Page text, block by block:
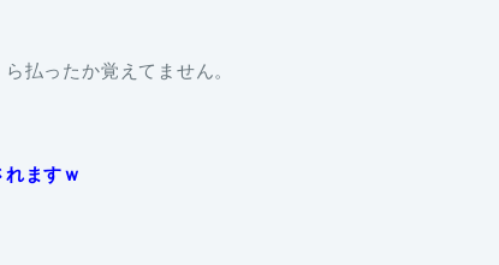
払ったか覚えてません。
ますｗ